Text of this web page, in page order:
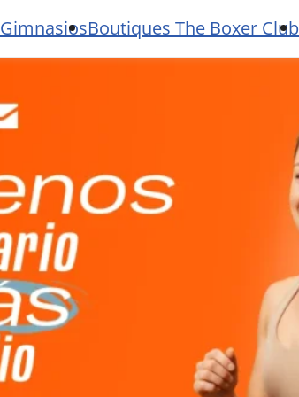
GimnasiosBoutiques The Boxer Club